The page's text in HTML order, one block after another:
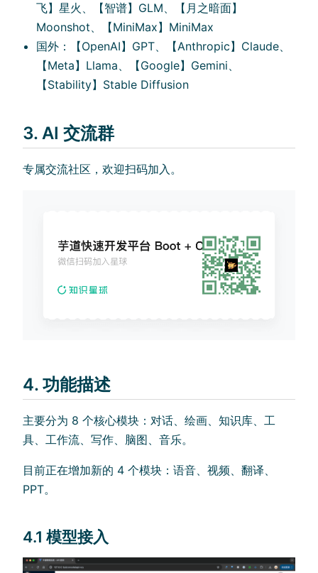
飞】星火、【智谱】GLM、【月之暗面】
Moonshot、【MiniMax】MiniMax
国外：【OpenAI】GPT、【Anthropic】Claude、
【Meta】Llama、【Google】Gemini、
【Stability】Stable Diffusion
3. AI 交流群
专属交流社区，欢迎扫码加入。
4. 功能描述
主要分为 8 个核心模块：对话、绘画、知识库、工
具、工作流、写作、脑图、音乐。
目前正在增加新的 4 个模块：语音、视频、翻译、
PPT。
4.1 模型接入